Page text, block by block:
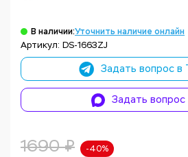
В наличии:Уточнить наличие онлайн
Артикул: DS-1663ZJ
Задать вопрос в
Задать вопрос
1690 ₽ -40%